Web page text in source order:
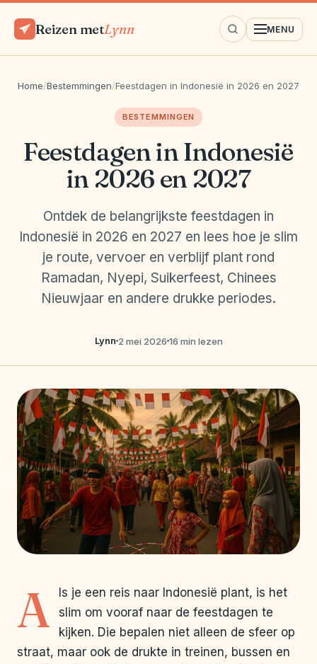
Reizen metLynn MENU
Home/Bestemmingen/Feestdagen in Indonesië in 2026 en 2027
BESTEMMINGEN
Feestdagen in Indonesië
in 2026 en 2027
Ontdek de belangrijkste feestdagen in
Indonesië in 2026 en 2027 en lees hoe je slim
je route, vervoer en verblijf plant rond
Ramadan, Nyepi, Suikerfeest, Chinees
Nieuwjaar en andere drukke periodes.
Lynn 2 mei 2026 16 min lezen
A
ls je een reis naar Indonesië plant, is het
slim om vooraf naar de feestdagen te
kijken. Die bepalen niet alleen de sfeer op
straat, maar ook de drukte in treinen, bussen en